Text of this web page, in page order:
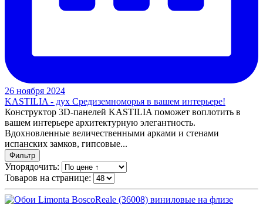
26 ноября 2024
KASTILIA - дух Средиземноморья в вашем интерьере!
Конструктор 3D-панелей KASTILIA поможет воплотить в
вашем интерьере архитектурную элегантность.
Вдохновленные величественными арками и стенами
испанских замков, гипсовые...
Фильтр
Упорядочить:
Товаров на странице: